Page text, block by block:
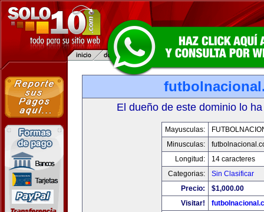
El dueño de este dominio lo
Mayusculas:
Minusculas:
Longitud:
14 caracteres
Categorias:
Sin Clasificar
Precio:
$1,000.00
Visitar!